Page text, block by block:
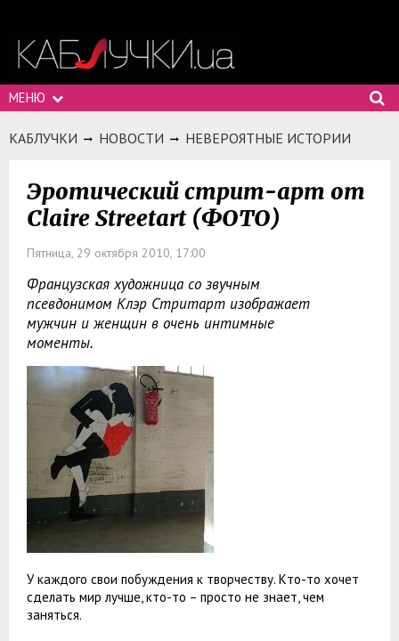
МЕНЮ
КАБЛУЧКИ НОВОСТИ НЕВЕРОЯТНЫЕ ИСТОРИИ
Эротический стрит-арт от
Claire Streetart (ФОТО)
Пятница, 29 октября 2010, 17:00
Французская художница со звучным
псевдонимом Клэр Стритарт изображает
мужчин и женщин в очень интимные
моменты.
У каждого свои побуждения к творчеству. Кто-то хочет
сделать мир лучше, кто-то – просто не знает, чем
заняться.